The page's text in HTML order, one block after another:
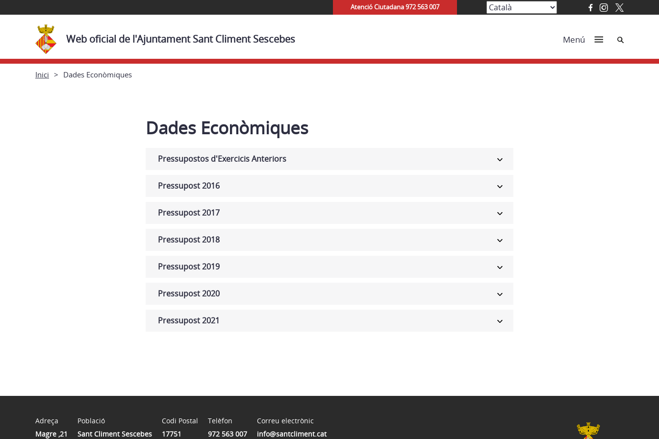
Atenció Ciutadana 972 563 007
Web oficial de l'Ajuntament Sant Climent Sescebes Menú Cerca
Inici Dades Econòmiques
Dades Econòmiques
Pressupostos d'Exercicis Anteriors
Pressupost 2016
Pressupost 2017
Pressupost 2018
Pressupost 2019
Pressupost 2020
Pressupost 2021
Adreça
Magre ,21
Població
Sant Climent Sescebes
Codi Postal
17751
Telèfon
972 563 007
Correu electrònic
info@santcliment.cat